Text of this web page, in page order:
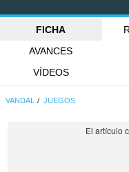
FICHA
AVANCES
VÍDEOS
VANDAL JUEGOS